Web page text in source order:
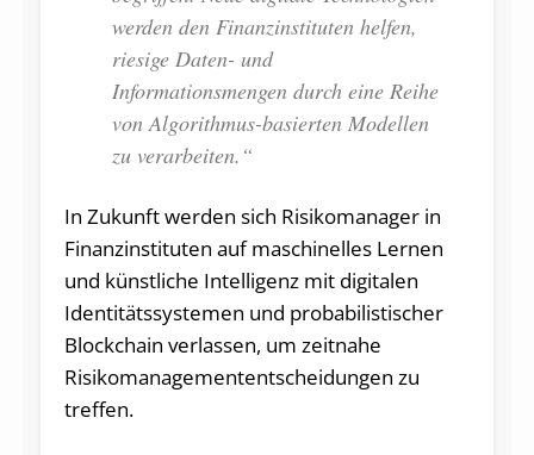
werden den Finanzinstituten helfen,
riesige Daten- und
Informationsmengen durch eine Reihe
von Algorithmus-basierten Modellen
zu verarbeiten.“
In Zukunft werden sich Risikomanager in
Finanzinstituten auf maschinelles Lernen
und künstliche Intelligenz mit digitalen
Identitätssystemen und probabilistischer
Blockchain verlassen, um zeitnahe
Risikomanagemententscheidungen zu
treffen.